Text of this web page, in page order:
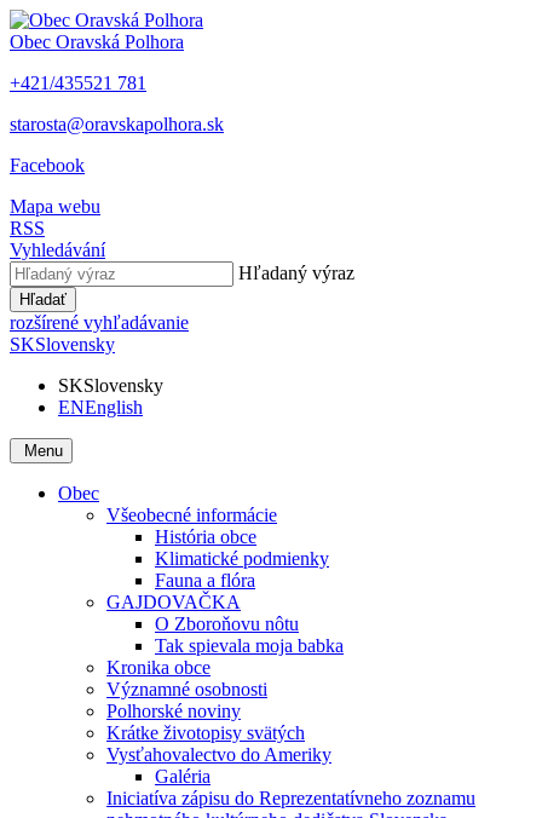
Obec Oravská Polhora
+421/435521 781
starosta@oravskapolhora.sk
Facebook
Mapa webu
RSS
Vyhledávání
Hľadaný výraz
Hľadať
rozšírené vyhľadávanie
SKSlovensky
SKSlovensky
ENEnglish
Menu
Obec
Všeobecné informácie
História obce
Klimatické podmienky
Fauna a flóra
GAJDOVAČKA
O Zboroňovu nôtu
Tak spievala moja babka
Kronika obce
Významné osobnosti
Polhorské noviny
Krátke životopisy svätých
Vysťahovalectvo do Ameriky
Galéria
Iniciatíva zápisu do Reprezentatívneho zoznamu